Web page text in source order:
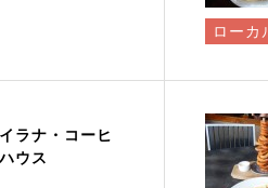
ローカ
ラナ・コーヒ
ウス